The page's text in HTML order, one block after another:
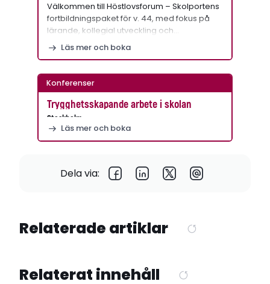
Välkommen till Höstlovsforum – Skolportens
fortbildningspaket för v. 44, med fokus på
lärande, kollegial utveckling och…
Läs mer och boka
Konferenser
Trygghetsskapande arbete i skolan
Stockholm
Läs mer och boka
Dela via:
Relaterade artiklar
Relaterat innehåll